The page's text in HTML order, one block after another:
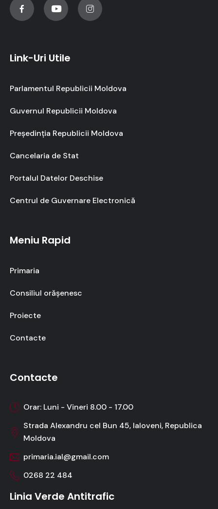
Link-Uri Utile
Parlamentul Republicii Moldova
Guvernul Republicii Moldova
Președinția Republicii Moldova
Cancelaria de Stat
Portalul Datelor Deschise
Centrul de Guvernare Electronică
Meniu Rapid
Primaria
Consiliul orășenesc
Proiecte
Contacte
Contacte
Orar: Luni - Vineri 8.00 - 17.00
Strada Alexandru cel Bun 45, Ialoveni, Republica
Moldova
primaria.ial@gmail.com
0268 22 484
Linia Verde Antitrafic